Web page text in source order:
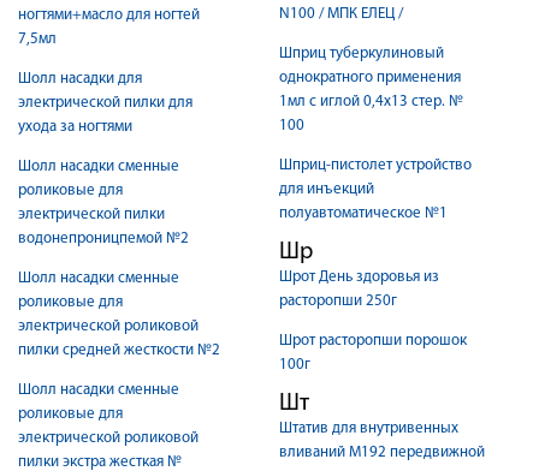
ногтями+масло для ногтей
7,5мл
Шолл насадки для
электрической пилки для
ухода за ногтями
Шолл насадки сменные
роликовые для
электрической пилки
водонепроницпемой №2
Шолл насадки сменные
роликовые для
электрической роликовой
пилки средней жесткости №2
Шолл насадки сменные
роликовые для
электрической роликовой
пилки экстра жесткая №
N100 / МПК ЕЛЕЦ /
Шприц туберкулиновый
однократного применения
1мл с иглой 0,4х13 стер. №
100
Шприц-пистолет устройство
для инъекций
полуавтоматическое №1
Шр
Шрот День здоровья из
расторопши 250г
Шрот расторопши порошок
100г
Шт
Штатив для внутривенных
вливаний М192 передвижной